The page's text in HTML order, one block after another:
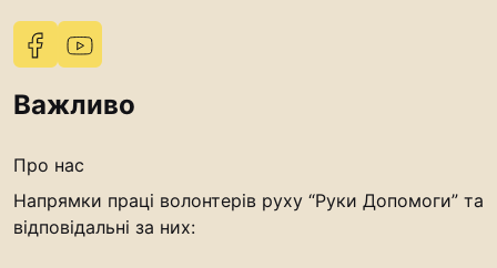
Важливо
Про нас
Напрямки праці волонтерів руху “Руки Допомоги” та
відповідальні за них: